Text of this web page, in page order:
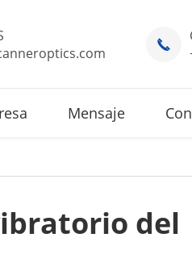

Mensaje
del